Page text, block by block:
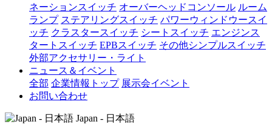
ネーションスイッチ オーバーヘッドコンソール ルーム
ランプ ステアリングスイッチ パワーウィンドウースイ
ッチ クラスタースイッチ シートスイッチ エンジンス
タートスイッチ EPBスイッチ その他シンプルスイッチ
外部アクセサリー・ライト
ニュース＆イベント
全部 企業情報トップ 展示会イベント
お問い合わせ
Japan - 日本語